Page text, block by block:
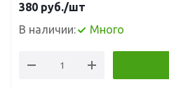
380 руб./шт
В наличии:
Много